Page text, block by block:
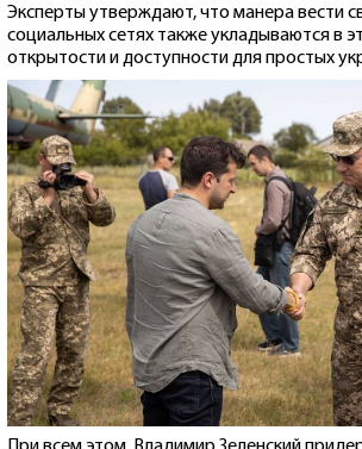
Эксперты утверждают, что манера вести
социальных сетях также укладываются в
открытости и доступности для простых